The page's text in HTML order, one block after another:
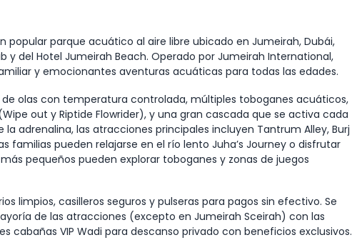
popular parque acuático al aire libre ubicado en Jumeirah, Dubái,
y del Hotel Jumeirah Beach. Operado por Jumeirah International,
y emocionantes aventuras acuáticas para todas las edades.
olas con temperatura controlada, múltiples toboganes acuáticos,
out y Riptide Flowrider), y una gran cascada que se activa cada
adrenalina, las atracciones principales incluyen Tantrum Alley, Burj
familias pueden relajarse en el río lento Juha’s Journey o disfrutar
más pequeños pueden explorar toboganes y zonas de juegos
limpios, casilleros seguros y pulseras para pagos sin efectivo. Se
de las atracciones (excepto en Jumeirah Sceirah) con las
cabañas VIP Wadi para descanso privado con beneficios exclusivos.